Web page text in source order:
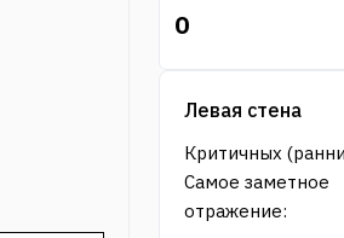
0
Левая стена
Критичных
Самое заметное
отражение: